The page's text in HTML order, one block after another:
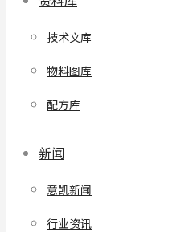
技术文库
物料图库
配方库
新闻
意凯新闻
行业资讯